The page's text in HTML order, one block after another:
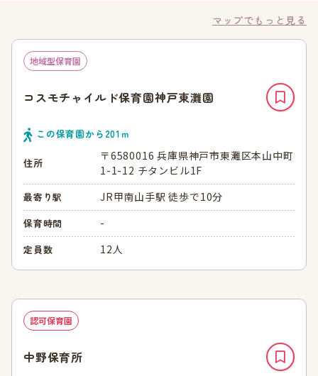
マップでもっと見る
地域型保育園
コスモチャイルド保育園神戸東灘園
この保育園から 201 ｍ
住所
〒6580016 兵庫県神戸市東灘区本山中町
1-1-12 チタンビル1F
最寄り駅 JR甲南山手駅 徒歩で10分
保育時間 -
定員数 12人
認可保育園
中野保育所